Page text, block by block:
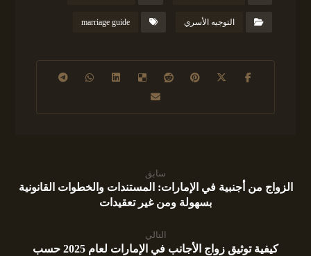
التوجيه الأسري marriage guide
سابق
الزواج من أجنبية في الإمارات: المستندات والخطوات القانونية
بسهولة ومن غير تعقيدات
التالي
كيفية توثيق زواج الأجانب في الإمارات لعام 2025 حسب